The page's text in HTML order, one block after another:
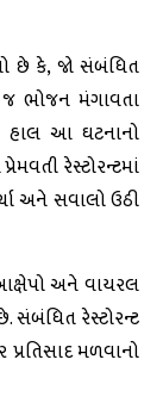
કે, જો સંબંધિત
જ ભોજન મંગાવતા
હાલ આ ઘટનાનો
રેસ્ટોરન્ટમાં
અને સવાલો ઉઠી
અને વાયરલ
સંબંધિત રેસ્ટોરન્ટ
મળવાનો